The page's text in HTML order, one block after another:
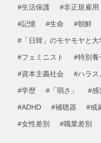
#生活保護 #非正規雇用
#記憶 #生命 #朝鮮
#「日韓」のモヤモヤと大
#フェミニスト #特別養
#資本主義社会 #ハラス
#学歴 #「弱さ」 #感
#ADHD #補聴器 #戒
#女性差別 #職業差別